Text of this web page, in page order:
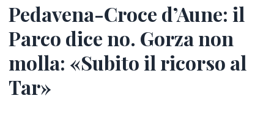
Pedavena-Croce d’Aune: il
Parco dice no. Gorza non
molla: «Subito il ricorso al
Tar»